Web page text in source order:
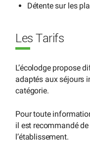
Détente sur les
Les Tarifs
L’écolodge propose
adaptés aux séjours
catégorie.
Pour toute
il est recommandé
l’établissement.